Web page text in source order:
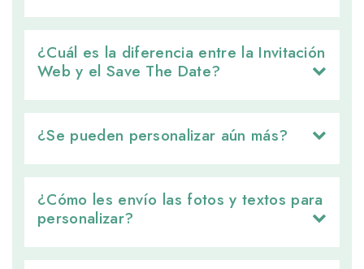
¿Cuál es la diferencia entre la Invitación
Web y el Save The Date?
¿Se pueden personalizar aún más?
¿Cómo les envío las fotos y textos para
personalizar?